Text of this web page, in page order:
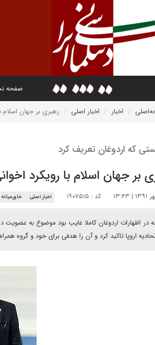
صفحه
اخبار اخبار اصلی رهبری بر جهان اسلام
که اردوغان تعریف کرد
بر جهان اسلام با رویکرد
کد : ۱۹۰۷۵۱۵ اخبار اصلی خاورمیانه
در اظهارات اردوغان کاملا غایب بود موضوع به عضویت
اروپا تاکید کرد و آن را هدفی برای خود و گروه